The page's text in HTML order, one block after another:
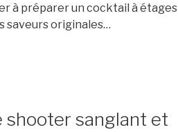
à préparer un cocktail à étages
saveurs originales…
shooter sanglant et